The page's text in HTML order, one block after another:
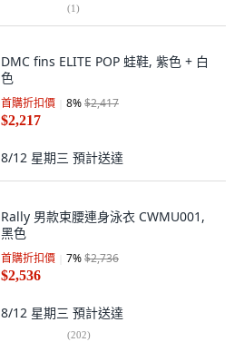
(1)
DMC fins ELITE POP 蛙鞋, 紫色 + 白
色
首購折扣價 8%$2,417
$2,217
8/12 星期三 預計送達
Rally 男款束腰連身泳衣 CWMU001,
黑色
首購折扣價 7%$2,736
$2,536
8/12 星期三 預計送達
(202)